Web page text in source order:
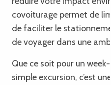
covoiturage permet de
de faciliter le
de voyager dans une
Que ce soit pour un
simple excursion, c’est